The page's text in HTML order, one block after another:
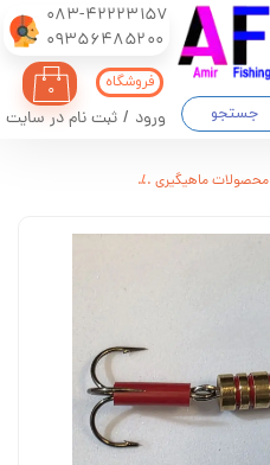
083-42223157
​​​​​​​09356485200
جستجو
۰
ورود / ثبت نام در سایت
فروشگاه
محصولات ماهیگیری